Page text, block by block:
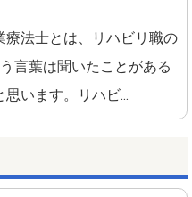
法士とは、リハビリ職の
言葉は聞いたことがある
います。リハビ...